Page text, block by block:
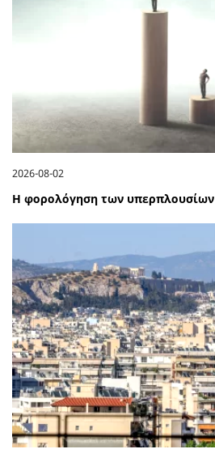
2026-08-02
Η φορολόγηση των υπερπλουσίων